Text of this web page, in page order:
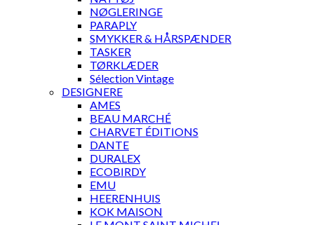
NØGLERINGE
PARAPLY
SMYKKER & HÅRSPÆNDER
TASKER
TØRKLÆDER
Sélection Vintage
DESIGNERE
AMES
BEAU MARCHÉ
CHARVET ÉDITIONS
DANTE
DURALEX
ECOBIRDY
EMU
HEERENHUIS
KOK MAISON